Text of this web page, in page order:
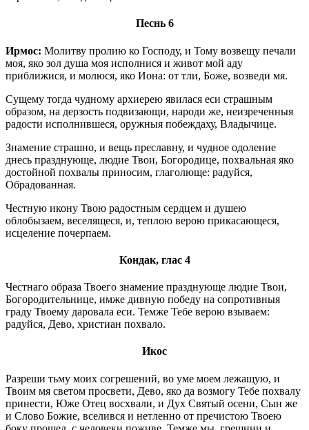
Песнь 6
Ирмос: Молитву пролию ко Господу, и Тому возвещу печали
моя, яко зол душа моя исполнися и живот мой аду
приближися, и молюся, яко Иона: от тли, Боже, возведи мя.
Сущему тогда чудному архиерею явилася еси страшным
образом, на дерзость подвизающи, народи же, неизреченныя
радости исполнившеся, оружныя побеждаху, Владычице.
Знамение страшно, и вещь преславну, и чудное одоление
днесь празднующе, людие Твои, Богородице, похвальная яко
достойной похвалы приносим, глаголюще: радуйся,
Обрадованная.
Честную икону Твою радостным сердцем и душею
облобызаем, веселящеся, и, теплою верою прикасающеся,
исцеление почерпаем.
Кондак, глас 4
Честнаго образа Твоего знамение празднующе людие Твои,
Богородительнице, имже дивную победу на сопротивныя
граду Твоему даровала еси. Темже Тебе верою взываем:
радуйся, Дево, христиан похвало.
Икос
Разреши тьму моих согрешений, во уме моем лежащую, и
Твоим мя светом просвети, Дево, яко да возмогу Тебе похвалу
принести, Юже Отец восхвали, и Дух Святый осени, Сын же
и Слово Божие, вселився и нетленно от пречистою Твоею